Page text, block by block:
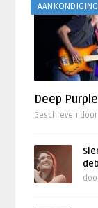
Deep
Geschreven door